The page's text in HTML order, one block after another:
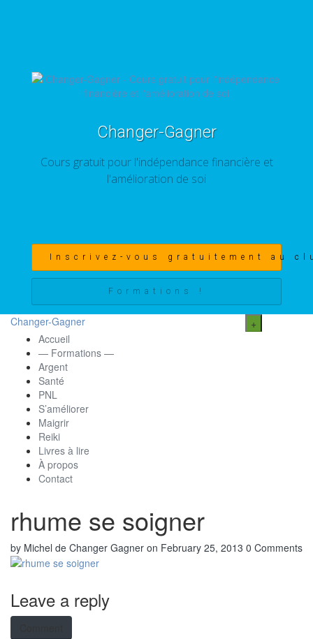
Changer-Gagner
Cours gratuit pour l'indépendance financière et
l'amélioration de soi
Inscrivez-vous gratuitement au
Formations !
Changer-Gagner
+
Accueil
— Formations —
Argent
Santé
PNL
S’améliorer
Maigrir
Reiki
Livres à lire
À propos
Contact
rhume se soigner
by Michel de Changer Gagner on February 25, 2013 0 Comments
Leave a reply